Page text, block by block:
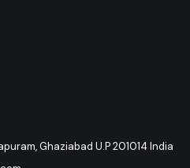
Ghaziabad U.P 201014 India